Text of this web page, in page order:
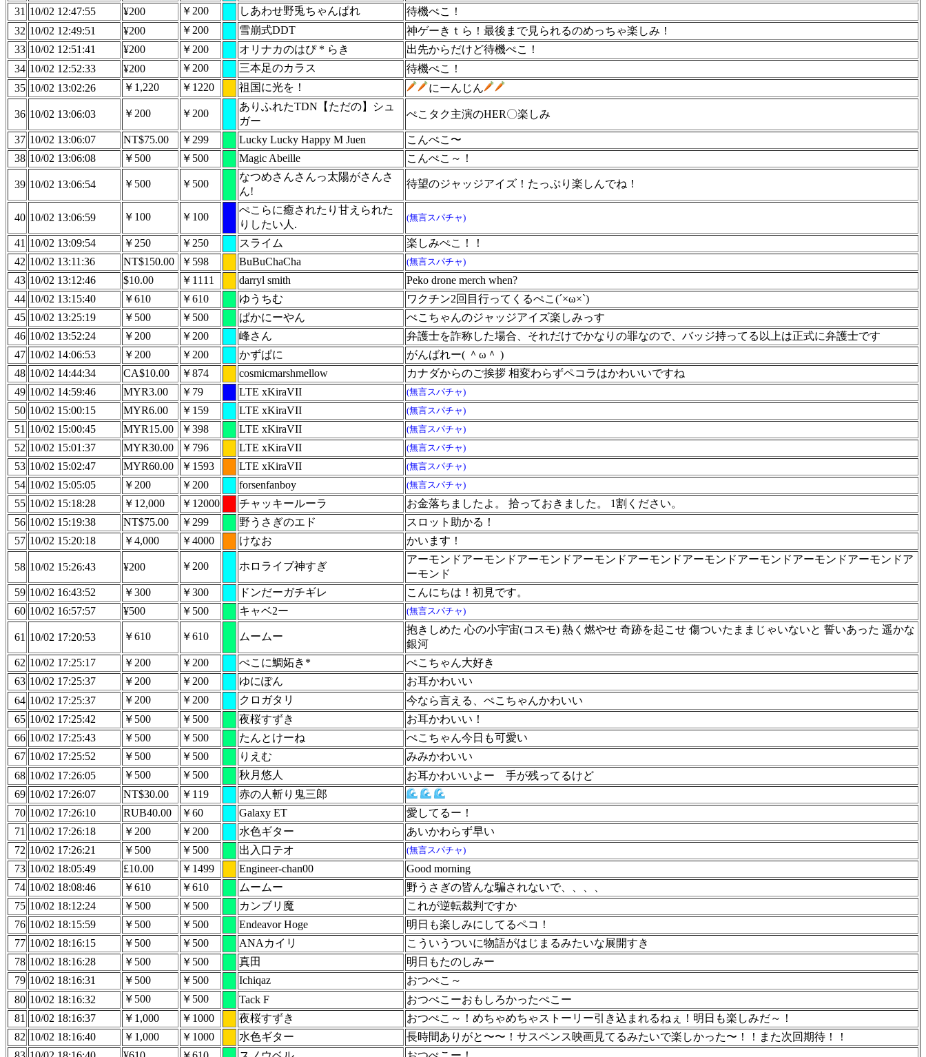
31 10/02 12:47:55 ¥200 ￥200 しあわせ野兎ちゃんぱれ
待機ぺこ！
32 10/02 12:49:51 ¥200 ￥200 雪崩式DDT
神ゲーきｔら！最後まで見られるのめっちゃ楽しみ！
33 10/02 12:51:41 ¥200 ￥200 オリナカのはぴ * らき
出先からだけど待機ぺこ！
34 10/02 12:52:33 ¥200 ￥200 三本足のカラス
待機ぺこ！
35 10/02 13:02:26 ￥1,220 ￥1220 祖国に光を！ にーんじん
36 10/02 13:06:03 ￥200 ￥200
ありふれたTDN【ただの】シュ
ガー
ぺこタク主演のHER〇楽しみ
37 10/02 13:06:07 NT$75.00 ￥299 Lucky Lucky Happy M Juen
こんぺこ〜
38 10/02 13:06:08 ￥500 ￥500 Magic Abeille こんぺこ～！
39 10/02 13:06:54 ￥500 ￥500
なつめさんさんっ太陽がさんさ
ん!
待望のジャッジアイズ！たっぷり楽しんでね！
40 10/02 13:06:59 ￥100 ￥100
ぺこらに癒されたり甘えられた
りしたい人.
(無言スパチャ)
41 10/02 13:09:54 ￥250 ￥250 スライム
楽しみぺこ！！
42 10/02 13:11:36 NT$150.00 ￥598 BuBuChaCha (無言スパチャ)
43 10/02 13:12:46 $10.00 ￥1111 darryl smith
Peko drone merch when?
44 10/02 13:15:40 ￥610 ￥610 ゆうちむ
ワクチン2回目行ってくるぺこ(´×ω×`)
45 10/02 13:25:19 ￥500 ￥500 ぱかにーやん
ぺこちゃんのジャッジアイズ楽しみっす
46 10/02 13:52:24 ￥200 ￥200 峰さん
弁護士を詐称した場合、それだけでかなりの罪なので、バッジ持ってる以上は正式に弁護士です
47 10/02 14:06:53 ￥200 ￥200 かずぱに
がんばれー( ＾ω＾ )
48 10/02 14:44:34 CA$10.00 ￥874 cosmicmarshmellow
カナダからのご挨拶 相変わらずペコラはかわいいですね
49 10/02 14:59:46 MYR3.00 ￥79 LTE xKiraVII (無言スパチャ)
50 10/02 15:00:15 MYR6.00 ￥159 LTE xKiraVII (無言スパチャ)
51 10/02 15:00:45 MYR15.00 ￥398 LTE xKiraVII (無言スパチャ)
52 10/02 15:01:37 MYR30.00 ￥796 LTE xKiraVII (無言スパチャ)
53 10/02 15:02:47 MYR60.00 ￥1593 LTE xKiraVII (無言スパチャ)
54 10/02 15:05:05 ￥200 ￥200 forsenfanboy (無言スパチャ)
55 10/02 15:18:28 ￥12,000 ￥12000 チャッキールーラ
お金落ちましたよ。 拾っておきました。 1割ください。
56 10/02 15:19:38 NT$75.00 ￥299 野うさぎのエド
スロット助かる！
57 10/02 15:20:18 ￥4,000 ￥4000 けなお かいます！
58 10/02 15:26:43 ¥200 ￥200 ホロライブ神すぎ
アーモンドアーモンドアーモンドアーモンドアーモンドアーモンドアーモンドアーモンドアーモンドア
ーモンド
59 10/02 16:43:52 ￥300 ￥300 ドンだーガチギレ
こんにちは！初見です。
60 10/02 16:57:57 ¥500 ￥500 キャベ2ー (無言スパチャ)
61 10/02 17:20:53 ￥610 ￥610 ムームー
抱きしめた 心の小宇宙(コスモ) 熱く燃やせ 奇跡を起こせ 傷ついたままじゃいないと 誓いあった 遥かな
銀河
62 10/02 17:25:17 ￥200 ￥200 ぺこに鯛妬き*
ぺこちゃん大好き
63 10/02 17:25:37 ￥200 ￥200 ゆにぽん
お耳かわいい
64 10/02 17:25:37 ￥200 ￥200 クロガタリ
今なら言える、ぺこちゃんかわいい
65 10/02 17:25:42 ￥500 ￥500 夜桜すずき
お耳かわいい！
66 10/02 17:25:43 ￥500 ￥500 たんとけーね
ぺこちゃん今日も可愛い
67 10/02 17:25:52 ￥500 ￥500 りえむ
みみかわいい
68 10/02 17:26:05 ￥500 ￥500 秋月悠人 お耳かわいいよー
手が残ってるけど
69 10/02 17:26:07 NT$30.00 ￥119
赤の人斬り鬼三郎
70 10/02 17:26:10 RUB40.00 ￥60 Galaxy ET
愛してるー！
71 10/02 17:26:18 ￥200 ￥200 水色ギター
あいかわらず早い
72 10/02 17:26:21 ￥500 ￥500 出入口テオ (無言スパチャ)
73 10/02 18:05:49 £10.00 ￥1499 Engineer-chan00
Good morning
74 10/02 18:08:46 ￥610 ￥610 ムームー
野うさぎの皆んな騙されないで、、、、
75 10/02 18:12:24 ￥500 ￥500 カンブリ魔
これが逆転裁判ですか
76 10/02 18:15:59 ￥500 ￥500 Endeavor Hoge
明日も楽しみにしてるペコ！
77 10/02 18:16:15 ￥500 ￥500 ANAカイリ
こういうついに物語がはじまるみたいな展開すき
78 10/02 18:16:28 ￥500 ￥500 真田
明日もたのしみー
79 10/02 18:16:31 ￥500 ￥500 Ichiqaz
おつぺこ～
80 10/02 18:16:32 ￥500 ￥500 Tack F
おつぺこーおもしろかったぺこー
81 10/02 18:16:37 ￥1,000 ￥1000 夜桜すずき
おつぺこ～！めちゃめちゃストーリー引き込まれるねぇ！明日も楽しみだ～！
82 10/02 18:16:40 ￥1,000 ￥1000 水色ギター
長時間ありがと〜〜！サスペンス映画見てるみたいで楽しかった〜！！また次回期待！！